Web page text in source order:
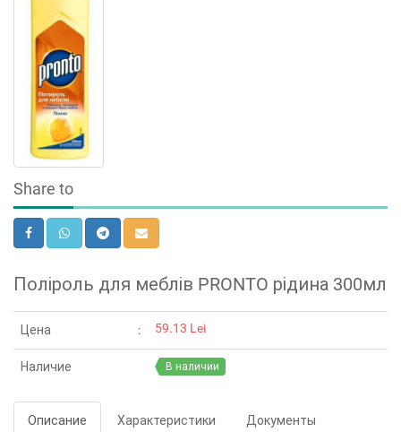
Share to
Поліроль для меблів PRONTO рідина 300мл
Цена 59.13 Lei
Наличие В наличии
Описание Характеристики Документы